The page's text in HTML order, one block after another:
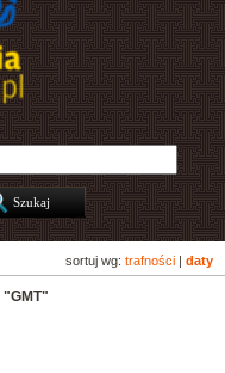
sortuj wg: trafności daty
"GMT"